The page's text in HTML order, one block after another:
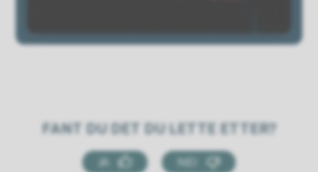
FANT DU DET DU LETTE ETTER?
JA NEI